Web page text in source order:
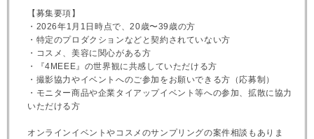
【募集要項】
・2026年1月1日時点で、20歳〜39歳の方
・特定のプロダクションなどと契約されていない方
・コスメ、美容に関心がある方
・『4MEEE』の世界観に共感していただける方
・撮影協力やイベントへのご参加をお願いできる方（応募制）
・モニター商品や企業タイアップイベント等への参加、拡散に協力
いただける方
オンラインイベントやコスメのサンプリングの案件相談もありま